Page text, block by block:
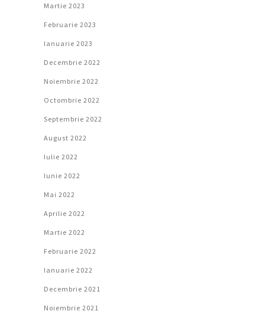
Martie 2023
Februarie 2023
Ianuarie 2023
Decembrie 2022
Noiembrie 2022
Octombrie 2022
Septembrie 2022
August 2022
Iulie 2022
Iunie 2022
Mai 2022
Aprilie 2022
Martie 2022
Februarie 2022
Ianuarie 2022
Decembrie 2021
Noiembrie 2021